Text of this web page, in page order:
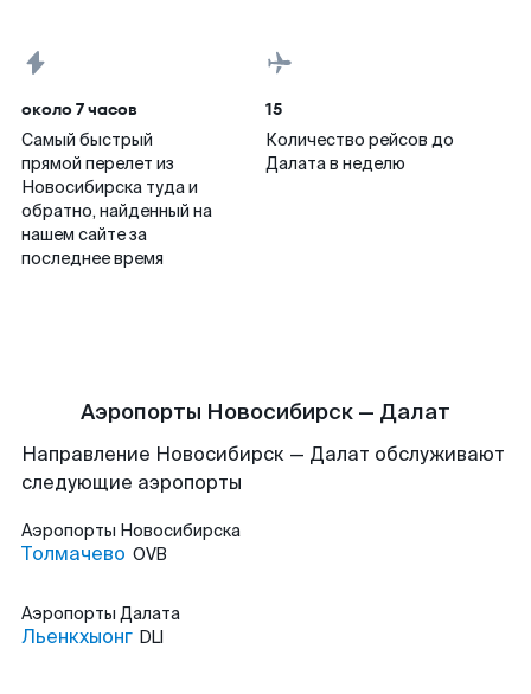
около 7 часов
Самый быстрый
прямой перелет из
Новосибирска туда и
обратно, найденный на
нашем сайте за
последнее время
15
Количество рейсов до
Далата в неделю
Аэропорты Новосибирск — Далат
Направление Новосибирск — Далат обслуживают
следующие аэропорты
Аэропорты Новосибирска
Толмачево OVB
Аэропорты Далата
Льенкхыонг DLI